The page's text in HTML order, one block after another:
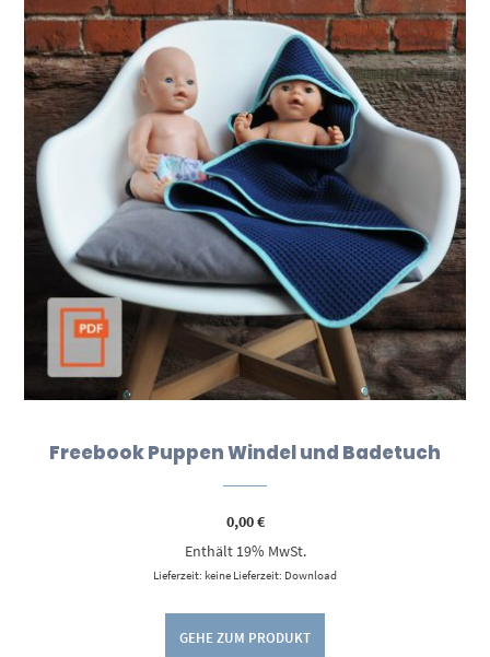
Freebook Puppen Windel und Badetuch
0,00€
Enthält 19% MwSt.
Lieferzeit: keine Lieferzeit: Download
GEHE ZUM PRODUKT